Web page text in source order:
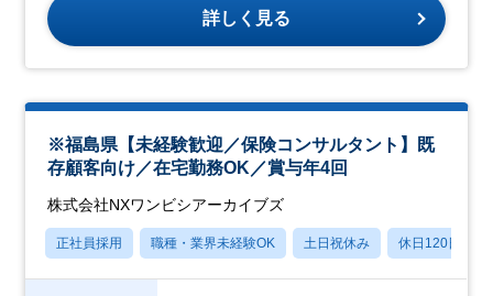
詳しく見る
※福島県【未経験歓迎／保険コンサルタント】既
存顧客向け／在宅勤務OK／賞与年4回
株式会社NXワンビシアーカイブズ
正社員採用 職種・業界未経験OK 土日祝休み 休日120日以上